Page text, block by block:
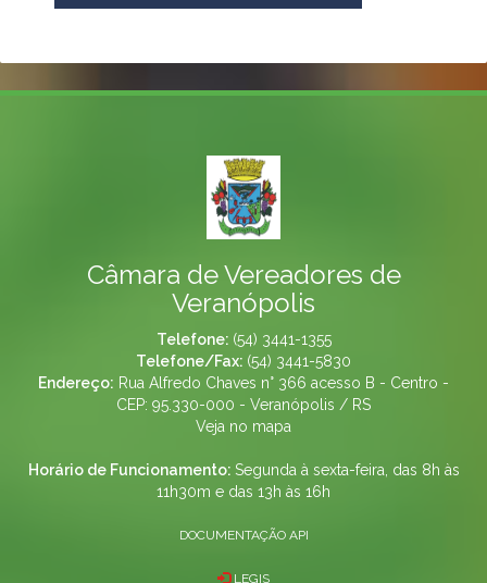
Câmara de Vereadores de
Veranópolis
Telefone: (54) 3441-1355
Telefone/Fax: (54) 3441-5830
Endereço: Rua Alfredo Chaves n° 366 acesso B - Centro -
CEP: 95.330-000 - Veranópolis / RS
Veja no mapa
Horário de Funcionamento: Segunda à sexta-feira, das 8h às
11h30m e das 13h às 16h
DOCUMENTAÇÃO API
LEGIS